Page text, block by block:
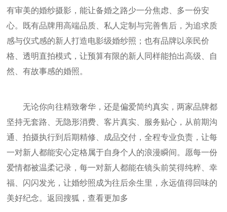
有审美的婚纱摄影，能让备婚之路少一分焦虑、多一份安
心。既有品牌用高端品质、私人定制与完善售后，为追求质
感与仪式感的新人打造电影级婚纱照；也有品牌以亲民价
格、透明直拍模式，让预算有限的新人同样能拍出高级、自
然、有故事感的婚照。
无论你向往精致奢华，还是偏爱简约真实，两家品牌都
坚持无套路、无隐形消费、客片真实、服务贴心，从前期沟
通、拍摄执行到后期精修、成品交付，全程专业负责，让每
一对新人都能安心定格属于自身个人的浪漫瞬间。愿每一份
爱情都被温柔记录，每一对新人都能在镜头前笑得纯粹、幸
福、闪闪发光，让婚纱照成为往后余生里，永远值得回味的
美好纪念。返回搜狐，查看更加多